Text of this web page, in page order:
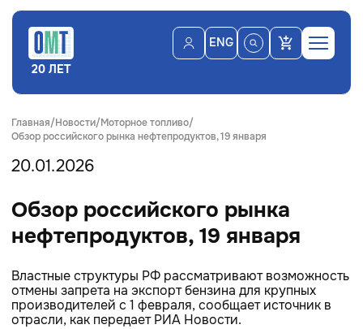
20 ЛЕТ
ENG
Главная Новости Моторное топливо
Обзор российского рынка нефтепродуктов, 19 января
20.01.2026
Обзор российского рынка
нефтепродуктов, 19 января
Властные структуры РФ рассматривают возможность
отмены запрета на экспорт бензина для крупных
производителей с 1 февраля, сообщает источник в
отрасли, как передает РИА Новости.